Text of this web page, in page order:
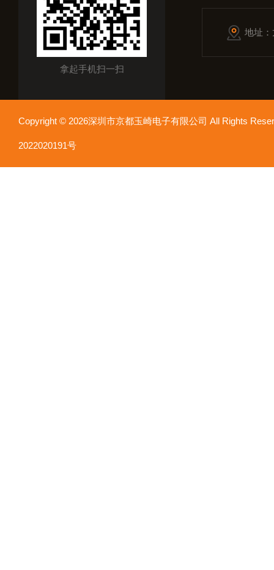
拿起手机扫一扫
地址
Copyright © 2026深圳市京都玉崎电子有限公司 All Rights
2022020191号